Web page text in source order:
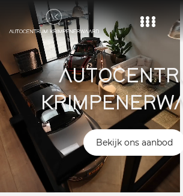
Home
Aanbod
Diensten
Over ons
Vacature
Contact
Bekijk ons aanbod